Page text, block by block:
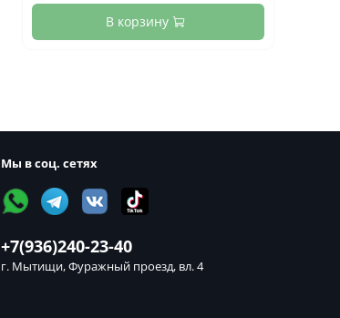
В корзину
Мы в соц. сетях
+7(936)240-23-40
г. Мытищи, Фуражный проезд, вл. 4